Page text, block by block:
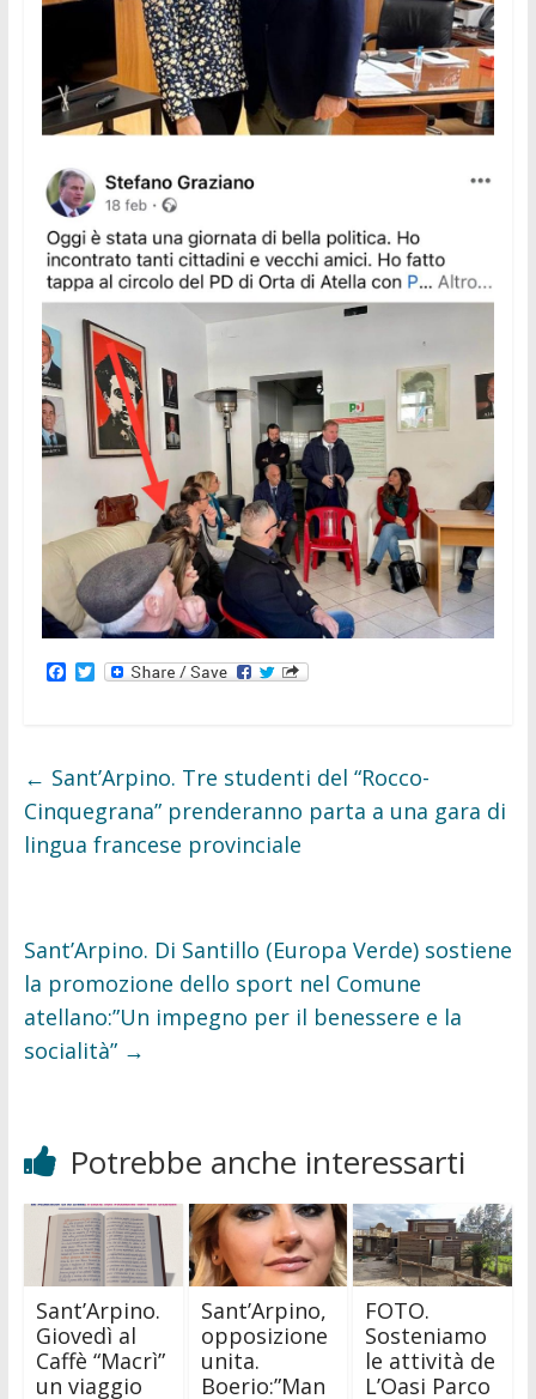
F
o
o
k
T
e
r
← Sant’Arpino. Tre studenti del “Rocco-
Cinquegrana” prenderanno parta a una gara di
lingua francese provinciale
Sant’Arpino. Di Santillo (Europa Verde) sostiene
la promozione dello sport nel Comune
atellano:”Un impegno per il benessere e la
socialità” →
Potrebbe anche interessarti
Sant’Arpino.
Giovedì al
Caffè “Macrì”
un viaggio
Sant’Arpino,
opposizione
unita.
Boerio:”Man
FOTO.
Sosteniamo
le attività de
L’Oasi Parco